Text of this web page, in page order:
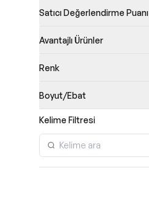
Satıcı Değerlendirme Puanı
Avantajlı Ürünler
Renk
Boyut/Ebat
Kelime Filtresi